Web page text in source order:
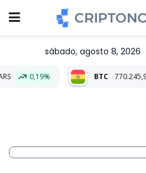
sábado, agosto 8, 2026
BTC 770.245,98 BOB -